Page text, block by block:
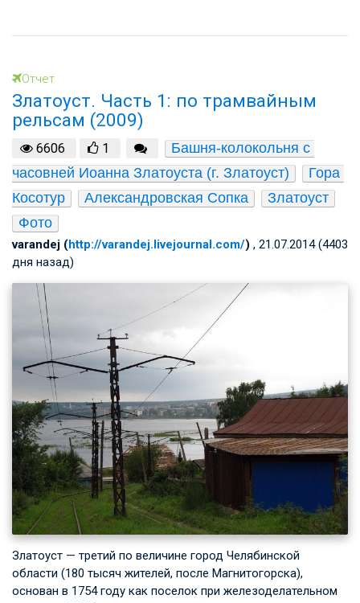
Отчет
Златоуст. Часть 1: по трамвайным
рельсам (2009)
6606 1
Башня-колокольня с
часовней Иоанна Златоуста (г. Златоуст)
Гора
Косотур
Александровская Сопка
Златоуст
Фото
varandej (http://varandej.livejournal.com/) , 21.07.2014 (4403
дня назад)
Златоуст — третий по величине город Челябинской
области (180 тысяч жителей, после Магнитогорска),
основан в 1754 году как поселок при железоделательном